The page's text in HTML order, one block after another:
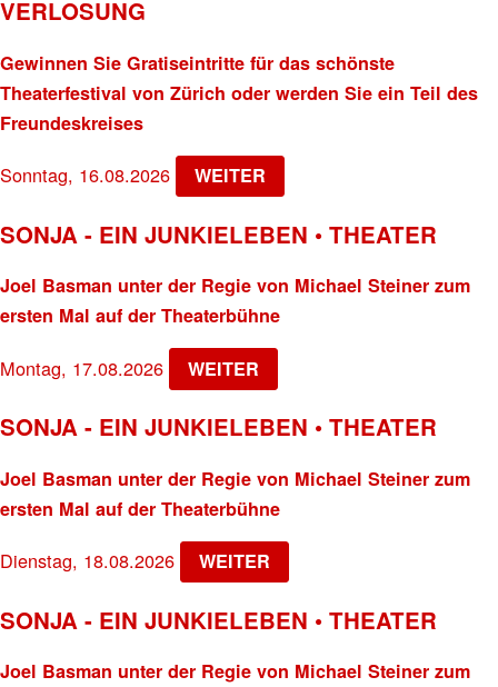
VERLOSUNG
Gewinnen Sie Gratiseintritte für das schönste
Theaterfestival von Zürich oder werden Sie ein Teil des
Freundeskreises
Sonntag, 16.08.2026 WEITER
SONJA - EIN JUNKIELEBEN • THEATER
Joel Basman unter der Regie von Michael Steiner zum
ersten Mal auf der Theaterbühne
Montag, 17.08.2026 WEITER
SONJA - EIN JUNKIELEBEN • THEATER
Joel Basman unter der Regie von Michael Steiner zum
ersten Mal auf der Theaterbühne
Dienstag, 18.08.2026 WEITER
SONJA - EIN JUNKIELEBEN • THEATER
Joel Basman unter der Regie von Michael Steiner zum